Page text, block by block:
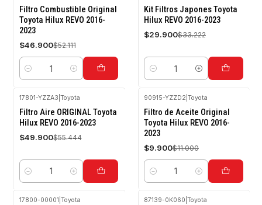
-10%
OFF
Filtro Combustible Original
Toyota Hilux REVO 2016-
2023
$46.900$52.111
Cantidad
-10%
OFF
Kit Filtros Japones Toyota
Hilux REVO 2016-2023
$29.900$33.222
Cantidad
-10%
OFF
17801-YZZA3 Toyota
Filtro Aire ORIGINAL Toyota
Hilux REVO 2016-2023
$49.900$55.444
Cantidad
-10%
OFF
90915-YZZD2 Toyota
Filtro de Aceite Original
Toyota Hilux REVO 2016-
2023
$9.900$11.000
Cantidad
17800-00001 Toyota 87139-0K060 Toyota